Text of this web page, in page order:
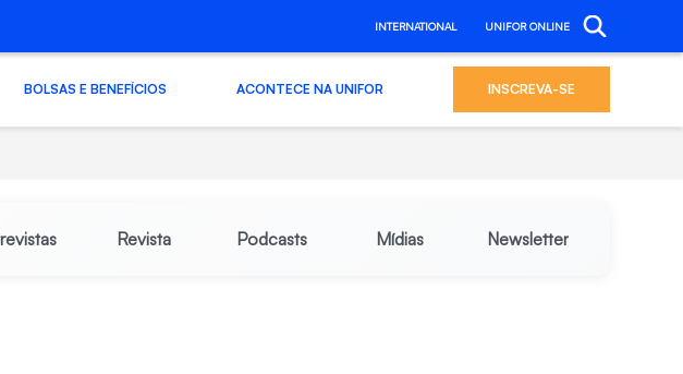
INTERNATIONAL UNIFOR ONLINE
BOLSAS E BENEFÍCIOS ACONTECE NA UNIFOR INSCREVA-SE
Revista Podcasts Mídias Newsletter